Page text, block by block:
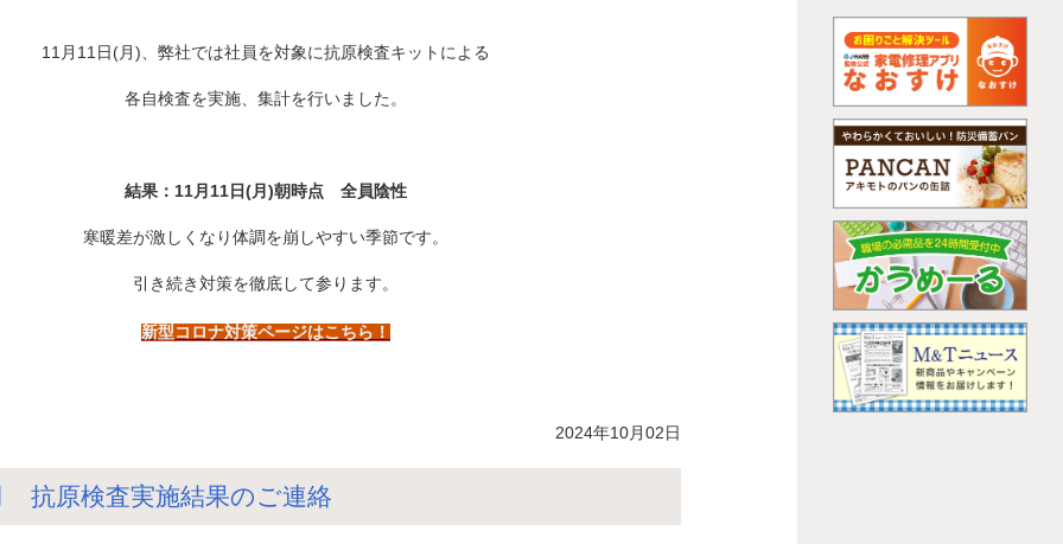
11月11日(月)、弊社では社員を対象に抗原検査キットによる
各自検査を実施、集計を行いました。
結果：11月11日(月)朝時点 全員陰性
寒暖差が激しくなり体調を崩しやすい季節です。
引き続き対策を徹底して参ります。
新型コロナ対策ページはこちら！
2024年10月02日
抗原検査実施結果のご連絡